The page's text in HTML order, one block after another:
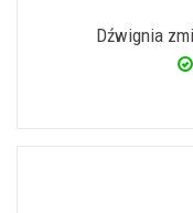
Dźwignia